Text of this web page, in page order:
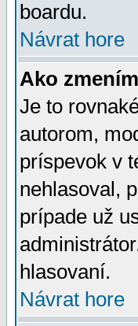
boardu.
Návrat hore
Ako
Je to
autorom,
príspevok v
nehlasoval,
prípade už
hlasovaní.
Návrat hore